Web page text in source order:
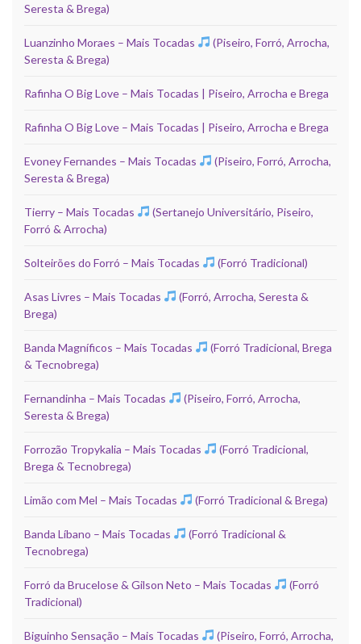
Seresta & Brega)
Luanzinho Moraes – Mais Tocadas
(Piseiro, Forró, Arrocha,
Seresta & Brega)
Rafinha O Big Love – Mais Tocadas | Piseiro, Arrocha e Brega
Rafinha O Big Love – Mais Tocadas | Piseiro, Arrocha e Brega
Evoney Fernandes – Mais Tocadas
(Piseiro, Forró, Arrocha,
Seresta & Brega)
Tierry – Mais Tocadas
(Sertanejo Universitário, Piseiro,
Forró & Arrocha)
Solteirões do Forró – Mais Tocadas (Forró Tradicional)
Asas Livres – Mais Tocadas
(Forró, Arrocha, Seresta &
Brega)
Banda Magníficos – Mais Tocadas
(Forró Tradicional, Brega
& Tecnobrega)
Fernandinha – Mais Tocadas
(Piseiro, Forró, Arrocha,
Seresta & Brega)
Forrozão Tropykalia – Mais Tocadas
(Forró Tradicional,
Brega & Tecnobrega)
Limão com Mel – Mais Tocadas (Forró Tradicional & Brega)
Banda Líbano – Mais Tocadas
(Forró Tradicional &
Tecnobrega)
Forró da Brucelose & Gilson Neto – Mais Tocadas
(Forró
Tradicional)
Biguinho Sensação – Mais Tocadas
(Piseiro, Forró, Arrocha,